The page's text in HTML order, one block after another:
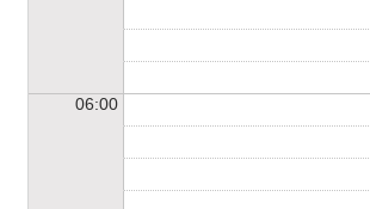
06:00